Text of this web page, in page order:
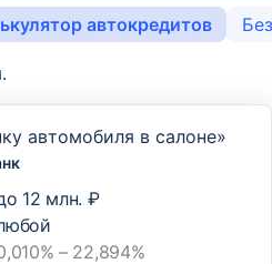
автокредитов
автомобиля в салоне»
12 млн. ₽
– 22,894%